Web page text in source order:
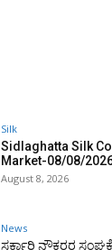
Silk
Sidlaghatta Silk
Market-08/08/
August 8, 2026
News
ಸರ್ಕಾರಿ ನೌಕರರ ಸಂಘಕ್ಕೆ